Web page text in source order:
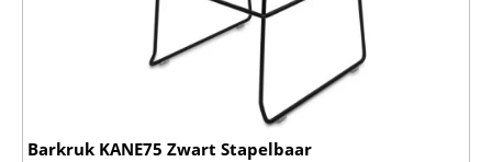
Barkruk KANE75 Zwart Stapelbaar